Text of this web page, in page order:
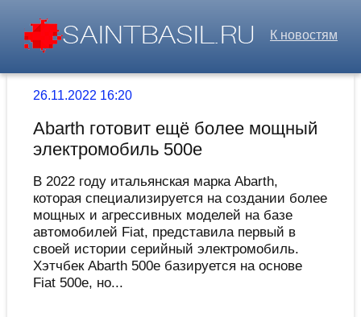
К новостям
26.11.2022 16:20
Abarth готовит ещё более мощный
электромобиль 500e
В 2022 году итальянская марка Abarth,
которая специализируется на создании более
мощных и агрессивных моделей на базе
автомобилей Fiat, представила первый в
своей истории серийный электромобиль.
Хэтчбек Abarth 500e базируется на основе
Fiat 500e, но...